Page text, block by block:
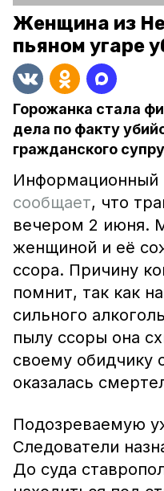
Женщина из
пьяном угаре
Горожанка стала
дела по факту
гражданского
Информационный
сообщает, что
вечером 2 июня.
женщиной и её
ссора. Причину
помнит, так как
сильного
пылу ссоры она
своему обидчику
оказалась
Подозреваемую
Следователи
До суда